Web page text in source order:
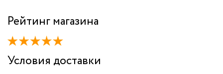
Рейтинг магазина
Условия доставки